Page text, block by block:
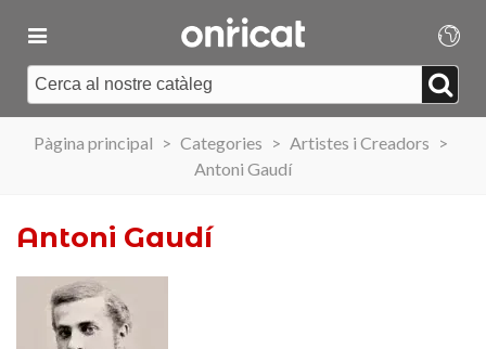
Pàgina principal > Categories > Artistes i Creadors >
Antoni Gaudí
Antoni Gaudí